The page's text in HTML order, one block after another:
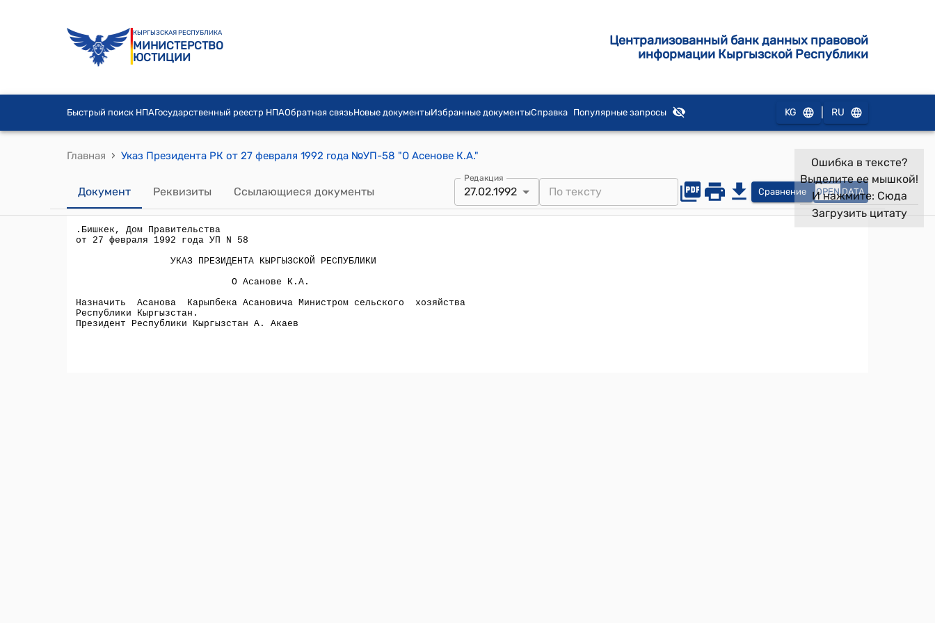
КЫРГЫЗСКАЯ РЕСПУБЛИКА
МИНИСТЕРСТВО
ЮСТИЦИИ
Централизованный банк данных правовой
информации Кыргызской Республики
Быстрый поиск НПАГосударственный реестр НПАОбратная связьНовые документыИзбранные документыСправка Популярные запросы KG RU
Главная › Указ Президента РК от 27 февраля 1992 года №УП-58 "О Асенове К.А."
Документ Реквизиты Ссылающиеся документы
Редакция
27.02.1992 Сравнение OPEN DATA
Ошибка в тексте?
Выделите ее мышкой!
И нажмите: Сюда
Загрузить цитату